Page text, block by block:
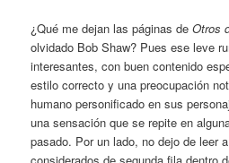
¿Qué me dejan las páginas deOtros
olvidado Bob Shaw? Pues ese leve
interesantes, con buen contenido
estilo correcto y una preocupación
humano personificado en sus
una sensación que se repite en
pasado. Por un lado, no dejo de leer